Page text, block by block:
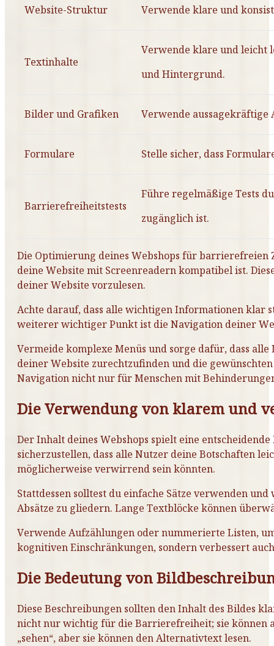
Website-Struktur Verwende klare und
Textinhalte
Verwende klare und leicht
und Hintergrund.
Bilder und Grafiken Verwende
Formulare Stelle sicher, dass
Barrierefreiheitstests
Führe regelmäßige Tests
zugänglich ist.
Die Optimierung deines Webshops für barrierefreien
deine Website mit Screenreadern kompatibel ist.
deiner Website vorzulesen.
Achte darauf, dass alle wichtigen Informationen
weiterer wichtiger Punkt ist die Navigation deiner
Vermeide komplexe Menüs und sorge dafür, dass
deiner Website zurechtzufinden und die
Navigation nicht nur für Menschen mit
Die Verwendung von klarem und
Der Inhalt deines Webshops spielt eine
sicherzustellen, dass alle Nutzer deine Botschaften
möglicherweise verwirrend sein könnten.
Stattdessen solltest du einfache Sätze verwenden
Absätze zu gliedern. Lange Textblöcke können
Verwende Aufzählungen oder nummerierte Listen,
kognitiven Einschränkungen, sondern verbessert
Die Bedeutung von
Diese Beschreibungen sollten den Inhalt des Bildes
nicht nur wichtig für die Barrierefreiheit; sie können
„sehen“, aber sie können den Alternativtext lesen.